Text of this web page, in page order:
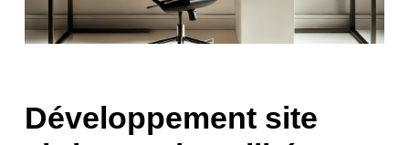
Développement site